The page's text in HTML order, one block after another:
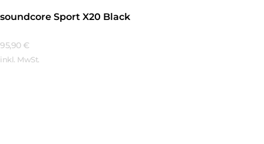
soundcore Sport X20 Black
95,90 €
inkl. MwSt.